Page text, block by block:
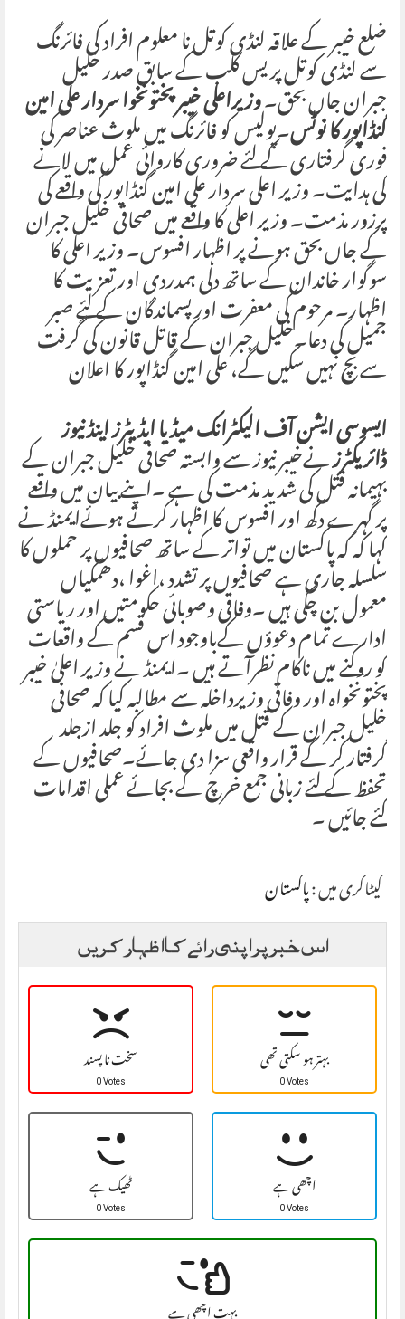
ضلع خیبر کے علاقہ لنڈی کوتل نا معلوم افراد کی فائرنگ
سے لنڈی کوتل پریس کلب کے سابق صدر خلیل
جبران جاں بحق۔وزیراعلی خیبرپختونخوا سردار علی امین گنڈاپور کا نوٹس۔پولیس کو فائرنگ میں ملوث عناصر کی
فوری گرفتاری کے لئے ضروری کاروائی عمل میں لانے
کی ہدایت۔ وزیر اعلی سردار علی امین گنڈاپور کی واقعے کی
پرزور مذمت۔ وزیر اعلی کا واقعے میں صحافی خلیل جبران
کے جاں بحق ہونے پر اظہار افسوس۔ وزیر اعلی کا
سوگوار خاندان کے ساتھ دلی ہمدردی اور تعزیت کا
اظہار۔ مرحوم کی معفرت اور پسماندگان کے لئے صبر
جمیل کی دعا۔خلیل جبران کے قاتل قانون کی گرفت
سے بچ نہیں سکیں گے، علی امین گنڈاپور کا اعلان
ایسوسی ایشن آف الیکٹرانک میڈیا ایڈیٹرز اینڈ نیوز
ڈائریکٹرزنےخیبر نیوز سے وابستہ صحافی خلیل جبران کے
بہیمانہ قتل کی شدید مذمت کی ہے ۔اپنے بیان میں واقعے
پر گہرے دکھ اور افسوس کا اظہار کرتے ہوئےایمنڈ نے
کہا کہ کہ پاکستان میں تواتر کے ساتھ صحافیوں پر حملوں کا
سلسلہ جاری ہے صحافیوں پر تشدد ،اغوا ،دھمکیاں
معمول بن چکی ہیں ۔وفاقی وصوبائی حکومتیں اور ریاستی
ادارے تمام دعوؤں کےباوجود اس قسم کے واقعات
کو روکنے میں ناکام نظرآتے ہیں ۔ایمنڈ نے وزیر اعلیٰ خیبر
پختونخواہ اور وفاقی وزیرداخلہ سے مطالبہ کیا کہ صحافی
خلیل جبران کے قتل میں ملوث افراد کو جلد ازجلد
گرفتار کر کے قرار واقعی سزا دی جائے۔صحافیوں کے
تحفظ کے لئے زبانی جمع خرچ کے بجائے عملی اقدامات
کئے جائیں ۔
کیٹاگری میں :پاکستان
اس خبر پر اپنی رائے کا اظہار کریں
سخت نا پسند
0 Votes بہتر ہو سکتی تھی
0 Votes
ٹھیک ہے
0 Votes اچھی ہے
0 Votes